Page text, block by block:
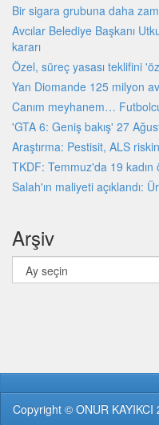
Bir sigara grubuna daha
Avcılar Belediye Başkanı
kararı
Özel, süreç yasası teklifini
Yan Diomande 125 milyon
Canım meyhanem…
'GTA 6: Geniş bakış' 27
Araştırma: Pestisit, ALS
TKDF: Temmuz'da 19
Salah'ın maliyeti açıklandı:
Arşiv
Arşiv
Copyright © ONUR KAYIKCI